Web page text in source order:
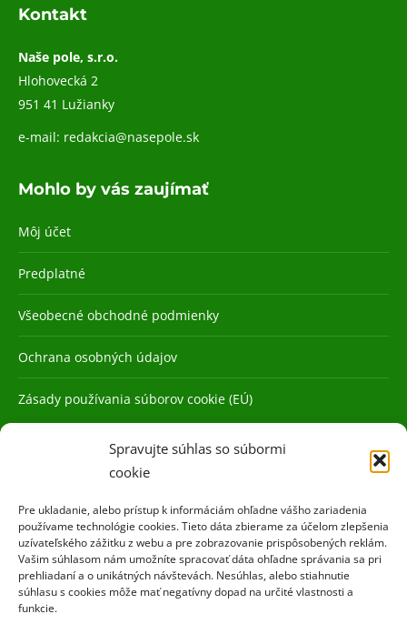
Spravujte súhlas so súbormi
cookie
Pre ukladanie, alebo prístup k informáciám ohľadne vášho zariadenia
používame technológie cookies. Tieto dáta zbierame za účelom zlepšenia
uzívateľského zážitku z webu a pre zobrazovanie prispôsobených reklám.
Vašim súhlasom nám umožníte spracovať dáta ohľadne správania sa pri
prehliadaní a o unikátných návštevách. Nesúhlas, alebo stiahnutie
súhlasu s cookies môže mať negatívny dopad na určité vlastnosti a
funkcie.
Kontakt
Naše pole, s.r.o.
Hlohovecká 2
951 41 Lužianky
e-mail: redakcia@nasepole.sk
Mohlo by vás zaujímať
Môj účet
Predplatné
Všeobecné obchodné podmienky
Ochrana osobných údajov
Zásady používania súborov cookie (EÚ)